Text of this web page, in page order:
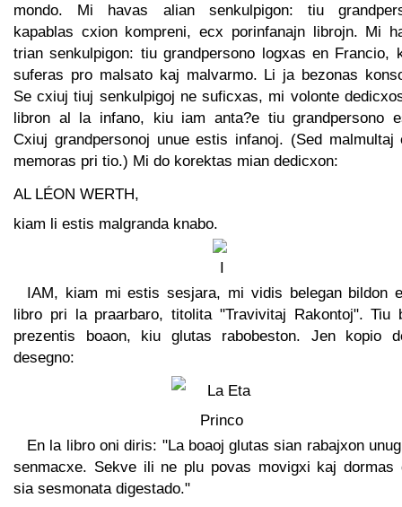
mondo. Mi havas alian senkulpigon: tiu
kapablas cxion kompreni, ecx porinfanajn librojn. Mi
trian senkulpigon: tiu grandpersono logxas en Francio,
suferas pro malsato kaj malvarmo. Li ja bezonas
Se cxiuj tiuj senkulpigoj ne suficxas, mi volonte
libron al la infano, kiu iam anta?e tiu grandpersono
Cxiuj grandpersonoj unue estis infanoj. (Sed malmultaj
memoras pri tio.) Mi do korektas mian dedicxon:
AL LÉON WERTH,
kiam li estis malgranda knabo.
IAM, kiam mi estis sesjara, mi vidis belegan bildon
libro pri la praarbaro, titolita "Travivitaj Rakontoj". Tiu
prezentis boaon, kiu glutas rabobeston. Jen kopio
desegno:
En la libro oni diris: "La boaoj glutas sian rabajxon
senmacxe. Sekve ili ne plu povas movigxi kaj dormas
sia sesmonata digestado."